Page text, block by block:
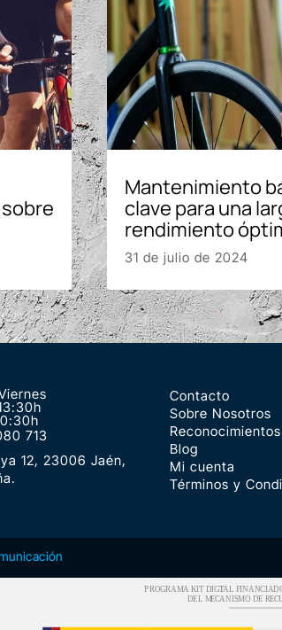
Mantenimiento
clave para una
rendimiento
31 de julio de 2024
713
12, 23006 Jaén,
Contacto
Sobre Nosotros
Reconocimientos
Blog
Mi cuenta
Términos y